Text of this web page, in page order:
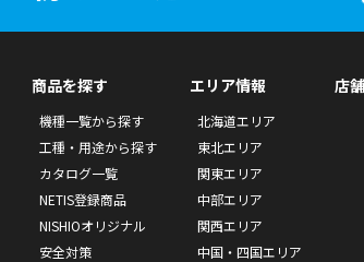
商品を探す
機種一覧から探す
工種・用途から探す
カタログ一覧
NETIS登録商品
NISHIOオリジナル
安全対策
エリア情報
北海道エリア
東北エリア
関東エリア
中部エリア
関西エリア
中国・四国エリア
店